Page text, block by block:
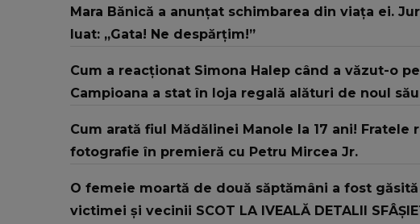
Mara Bănică a anunțat schimbarea din viața ei.
luat: „Gata! Ne despărțim!”
Cum a reacționat Simona Halep când a văzut-o
Campioana a stat în loja regală alături de noul
Cum arată fiul Mădălinei Manole la 17 ani!
fotografie în premieră cu Petru Mircea Jr.
O femeie moartă de două săptămâni a fost
victimei și vecinii SCOT LA IVEALĂ DETALII